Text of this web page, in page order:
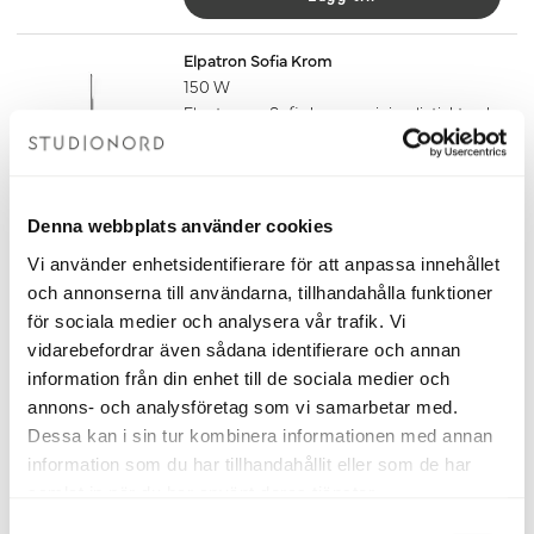
Denna webbplats använder cookies
Vi använder enhetsidentifierare för att anpassa innehållet
och annonserna till användarna, tillhandahålla funktioner
för sociala medier och analysera vår trafik. Vi
vidarebefordrar även sådana identifierare och annan
information från din enhet till de sociala medier och
annons- och analysföretag som vi samarbetar med.
Dessa kan i sin tur kombinera informationen med annan
information som du har tillhandahållit eller som de har
Elpatron Sofia Krom
150 W
Elpatronen Sofia har en minimalistiskt och
diskret yttre men ett avancerat inre. Den
finns i tre färger och två effekter (150W
handdukstork. Sofia är anpassad för dold
in mellan 10-65 grader eller med hjälp av
den inbyggda timern.
Om du ska ansluta din handdukstork
med endast elpatron behöver du även
köpa till glykol som du hittar under
tillbehör. Mängden glykol som ska
användas finns i dokumentet
fyllningsanvisning under fliken
dokument nedan.